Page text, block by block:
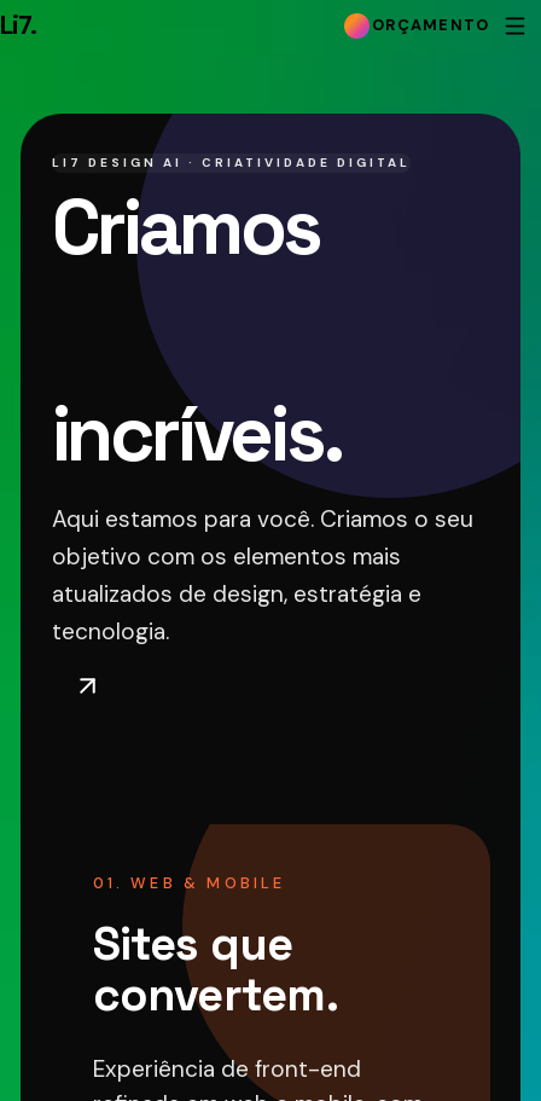
Li7. ORÇAMENTO
LI7 DESIGN AI · CRIATIVIDADE DIGITAL
Criamos
produtos
digitais
incríveis.
Aqui estamos para você. Criamos o seu
objetivo com os elementos mais
atualizados de design, estratégia e
tecnologia.
01. WEB & MOBILE
Sites que
convertem.
Experiência de front-end